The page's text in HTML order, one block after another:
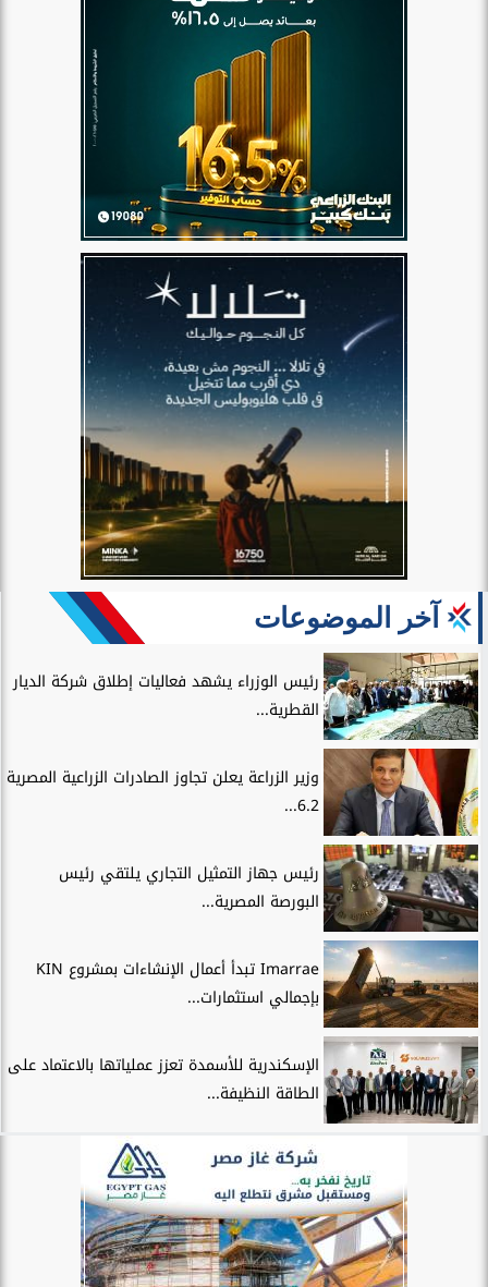
آخر الموضوعات
رئيس الوزراء يشهد فعاليات إطلاق شركة الديار
القطرية...
وزير الزراعة يعلن تجاوز الصادرات الزراعية المصرية
6.2...
رئيس جهاز التمثيل التجاري يلتقي رئيس
البورصة المصرية...
Imarrae تبدأ أعمال الإنشاءات بمشروع KIN
بإجمالي استثمارات...
الإسكندرية للأسمدة تعزز عملياتها بالاعتماد على
الطاقة النظيفة...